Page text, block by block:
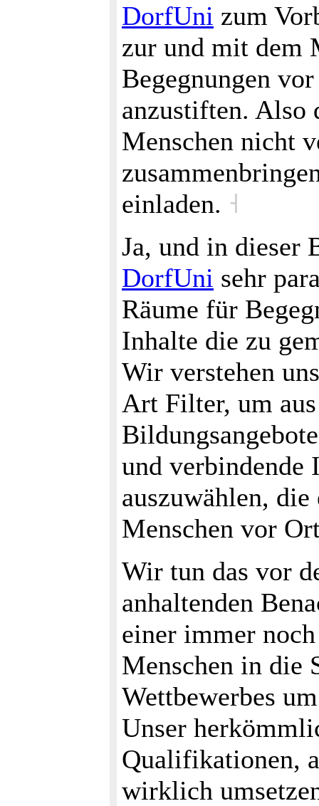
DorfUni zum
zur und mit dem
Begegnungen
anzustiften. Also
Menschen nicht
einladen. ˧
Ja, und in dieser
DorfUni sehr
Räume für
Inhalte die zu
Wir verstehen
Art Filter, um
und verbindende
auszuwählen,
Menschen vor
Wir tun das vor
anhaltenden
einer immer
Menschen in die
Wettbewerbes
Unser
Qualifikationen,
wirklich